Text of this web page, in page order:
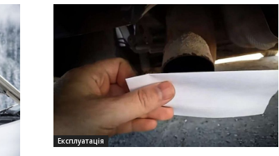
Експлуатація